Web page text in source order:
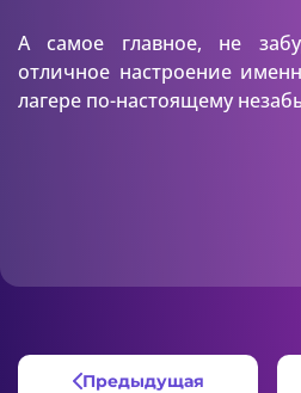
А самое главное, не
отличное настроение
лагере по-настоящему
Предыдущая